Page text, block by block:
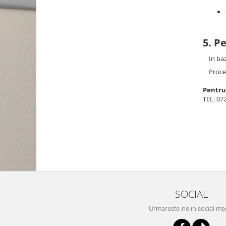
5.
In
TEL:
SOCIAL
Urmareste-ne in social